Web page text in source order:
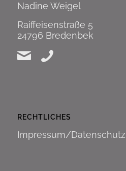
Nadine Weigel
Raiffeisenstraße 5
24796 Bredenbek
RECHTLICHES
Impressum/Datenschutz